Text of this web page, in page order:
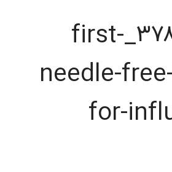
۳۷۸-۳۷۸۹۹۶۹_first-
needle-
for-